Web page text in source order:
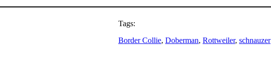
Tags:
Border Collie, Doberman, Rottweiler, schnauzer